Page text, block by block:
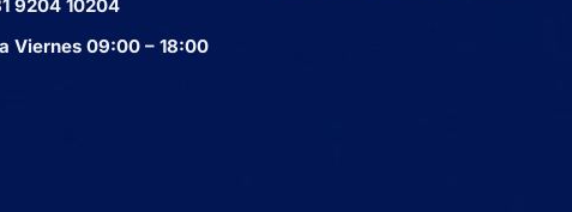
9204 10204
Viernes 09:00 – 18:00